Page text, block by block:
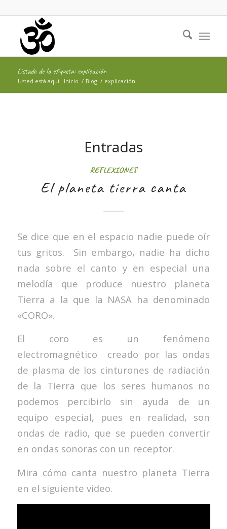
Listado de la etiqueta: explicación
Usted está aquí: Inicio / Blog / explicación
Entradas
REFLEXIONES
El planeta tierra canta
Se dice que en el espacio nadie puede oír
tus gritos. Sin embargo, nadie ha dicho
nada sobre el canto y en especial una
melodía que produce nuestro planeta
Tierra a la que la NASA ha denominado
«CORO».
El coro es un fenómeno
electromagnético creado por las ondas
de plasma de los cinturones de radiación
de la Tierra que los seres humanos no
podemos percibirlo sin ayuda de un
equipo especial, pues en realidad, son
ondas de radio, que se pueden convertir
en ondas sonoras con un receptor.
Mira cómo canta nuestro planeta Tierra
en el siguiente video.